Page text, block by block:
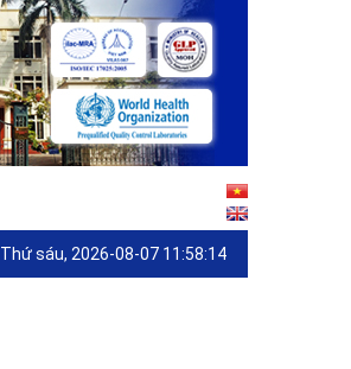
Thứ sáu, 2026-08-07 11:58:14